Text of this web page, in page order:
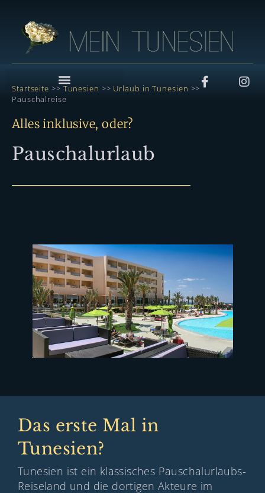
Startseite >> Tunesien >> Urlaub in Tunesien >>
Pauschalreise
Alles inklusive, oder?
Pauschalurlaub
Das erste Mal in
Tunesien?
Tunesien ist ein klassisches Pauschalurlaubs-
Reiseland und die dortigen Akteure im